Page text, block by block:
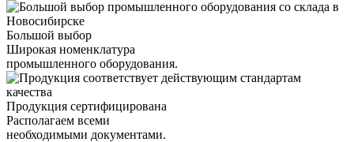
Большой выбор
Широкая номенклатура
промышленного оборудования.
Продукция сертифицирована
Располагаем всеми
необходимыми документами.